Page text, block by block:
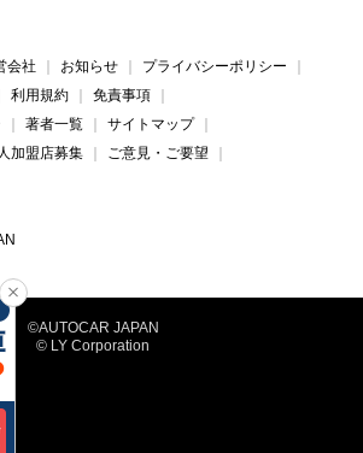
会社 お知らせ
プライバシーポリシー
利用規約
免責事項
著者一覧
サイトマップ
加盟店募集
ご意見・ご要望
©AUTOCAR JAPAN
© LY Corporation